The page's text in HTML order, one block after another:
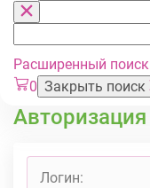
Расширенный поиск
0 Закрыть поиск
Авторизация
Логин: